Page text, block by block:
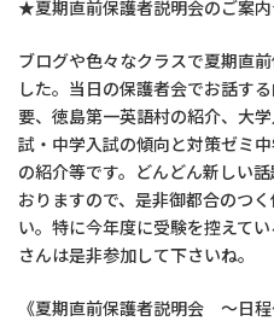
★夏期直前保護者説明会のご案
ブログや色々なクラスで夏期直
した。当日の保護者会でお話す
要、徳島第一英語村の紹介、大
試・中学入試の傾向と対策ゼミ
の紹介等です。どんどん新しい
おりますので、是非御都合のつ
い。特に今年度に受験を控えて
さんは是非参加して下さいね。
《夏期直前保護者説明会 ～日程